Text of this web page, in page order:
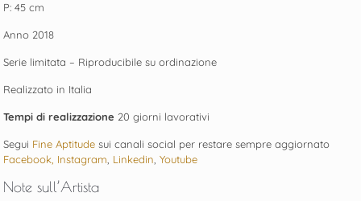
P: 45 cm
Anno 2018
Serie limitata – Riproducibile su ordinazione
Realizzato in Italia
Tempi di realizzazione 20 giorni lavorativi
Segui Fine Aptitude sui canali social per restare sempre aggiornato
Facebook, Instagram Linkedin ,Youtube
Note sull’Artista